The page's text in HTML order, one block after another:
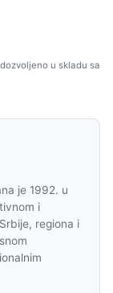
u skladu sa
je 1992. u
i
regiona i